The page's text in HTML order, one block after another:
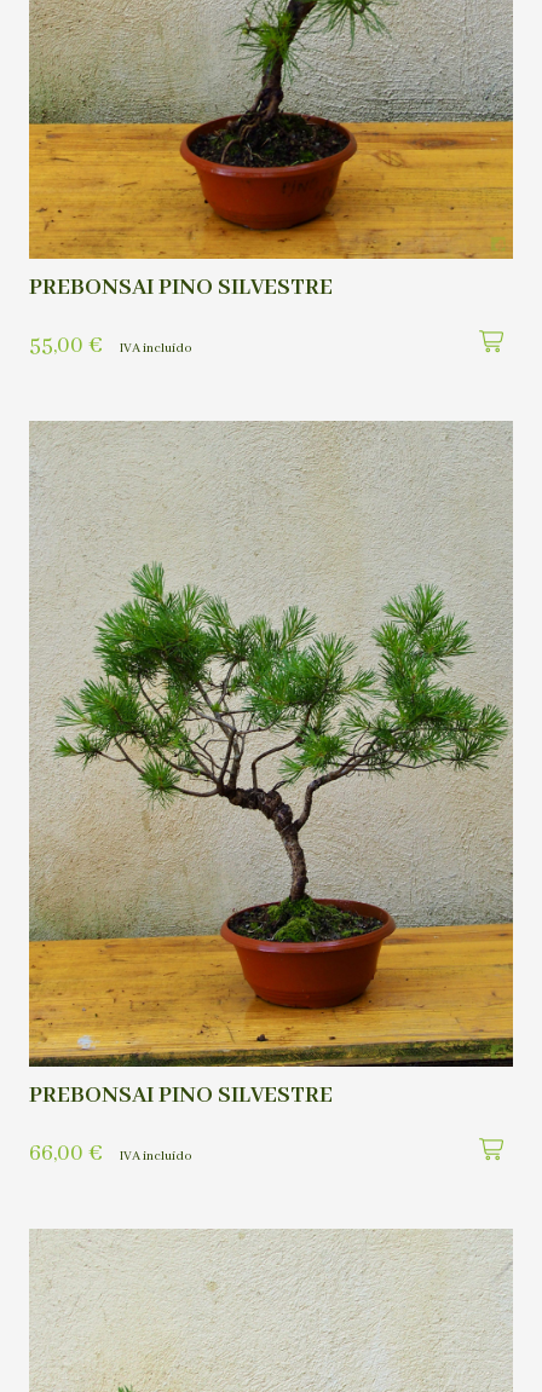
PREBONSAI PINO SILVESTRE
55,00 € IVA incluído
PREBONSAI PINO SILVESTRE
66,00 € IVA incluído